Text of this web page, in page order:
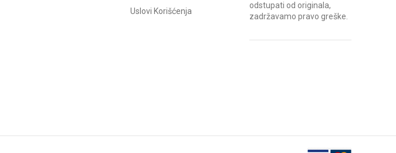
Uslovi Korišćenja
odstupati od originala,
zadržavamo pravo greške.